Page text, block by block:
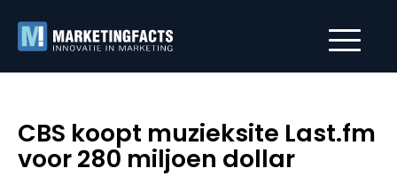
CBS koopt muzieksite Last.fm
voor 280 miljoen dollar